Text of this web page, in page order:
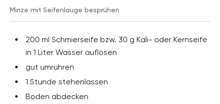
Minze mit Seifenlauge besprühen
200 ml Schmierseife bzw. 30 g Kali- oder Kernseife
in 1 Liter Wasser auflösen
gut umrühren
1 Stunde stehenlassen
Boden abdecken